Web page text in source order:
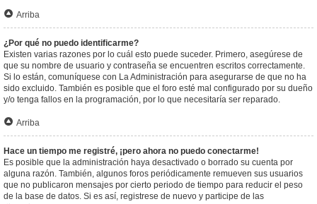
Arriba
¿Por qué no puedo identificarme?
Existen varias razones por lo cuál esto puede suceder. Primero, asegúrese de
que su nombre de usuario y contraseña se encuentren escritos correctamente.
Si lo están, comuníquese con La Administración para asegurarse de que no ha
sido excluido. También es posible que el foro esté mal configurado por su dueño
y/o tenga fallos en la programación, por lo que necesitaría ser reparado.
Arriba
Hace un tiempo me registré, ¡pero ahora no puedo conectarme!
Es posible que la administración haya desactivado o borrado su cuenta por
alguna razón. También, algunos foros periódicamente remueven sus usuarios
que no publicaron mensajes por cierto periodo de tiempo para reducir el peso
de la base de datos. Si es así, registrese de nuevo y participe de las